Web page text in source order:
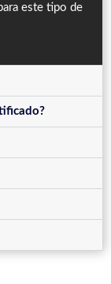
este tipo de